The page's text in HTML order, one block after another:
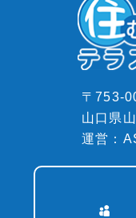
〒753-
山口県
運営：